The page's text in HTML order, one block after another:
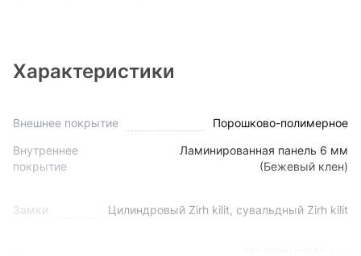
Характеристики
Внешнее покрытие
Порошково-полимерное
Внутреннее
покрытие
Ламинированная панель 6 мм
(Бежевый клен)
Замки Цилиндровый Zirh kilit, сувальдный Zirh kilit